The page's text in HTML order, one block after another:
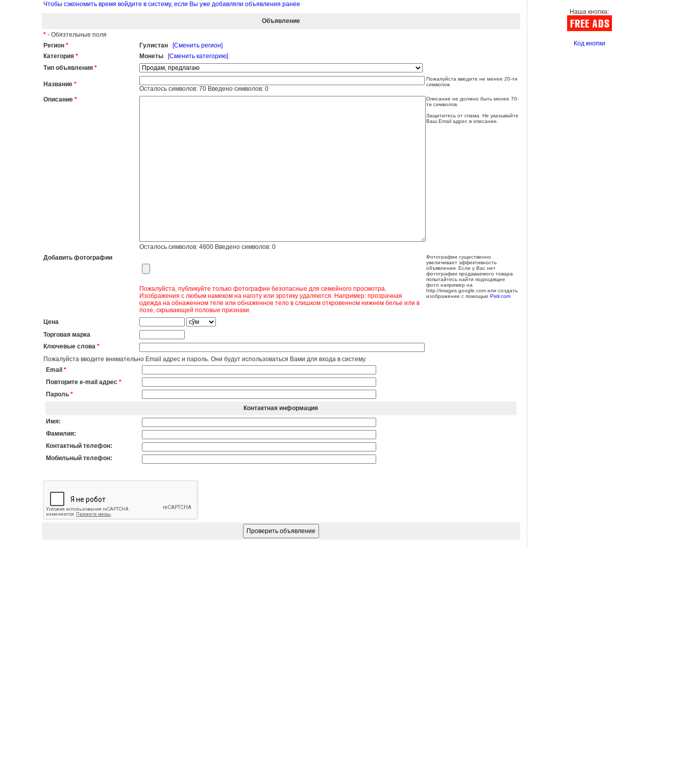
Чтобы сэкономить время войдите в систему, если Вы уже добавляли объявления ранее
Объявление
*- Обязтельные поля
Регион * Гулистан
[Сменить регион]
Категория * Монеты
[Сменить категорию]
Тип объявления *
Название *
Осталось символов: 70Введено символов: 0
Пожалуйста введите не менее 20-ти
символов
Описание *
Осталось символов: 4800Введено символов: 0
Описание не должно быть менее 70-
ти символов.
Защититесь от спама. Не указывайте
Ваш Email адрес в описании.
Добавить фотографии
Пожалуйста, публикуйте только фотографии безопасные для семейного просмотра.
Изображения с любым намеком на наготу или эротику удаляются. Например: прозрачная
одежда на обнаженном теле или обнаженное тело в слишком откровенном нижнем белье или в
позе, скрывающей половые признаки.
Фотографии существенно
увеличивает эффективность
объявления. Если у Вас нет
фотографии продаваемого товара
попытайтесь найти подходящее
фото например на
http://images.google.com или создать
изображение с помощью Pixlr.com
Цена
Торговая марка
Ключевые слова *
Пожалуйста вводите внимательно Email адрес и пароль. Они будут использоваться Вами для входа в систему.
Email *
Повторите e-mail адрес *
Пароль *
Контактная информация
Имя:
Фамилия:
Контактный телефон:
Мобильный телефон:
Наша кнопка:
Код кнопки